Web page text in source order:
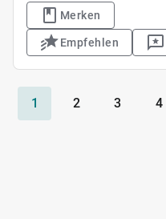
Merken
Empfehlen
1 2 3 4